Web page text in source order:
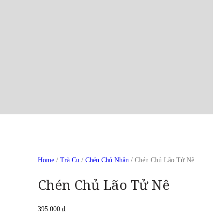
Home / Trà Cụ / Chén Chủ Nhân / Chén Chủ Lão Tử Nê
Chén Chủ Lão Tử Nê
395.000 ₫